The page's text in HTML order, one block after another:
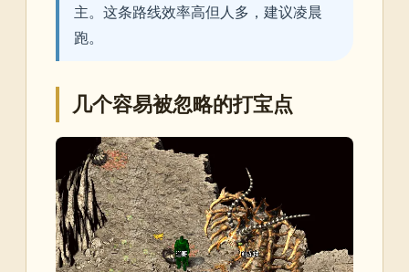
主。这条路线效率高但人多，建议凌晨
跑。
几个容易被忽略的打宝点